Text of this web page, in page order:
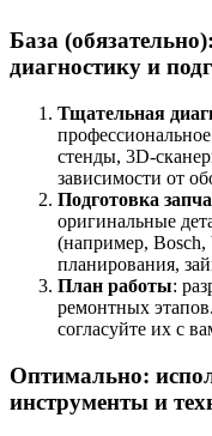
База
диагностику и
Тщательная
стенды, 3D-
зависимости от
Подготовка
оригинальные
(например, Bosch,
планирования,
План работы:
ремонтных
согласуйте их с
Оптимально:
инструменты и